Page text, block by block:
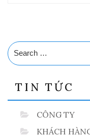
Search
for:
TIN TỨC
CÔNG TY
KHÁCH